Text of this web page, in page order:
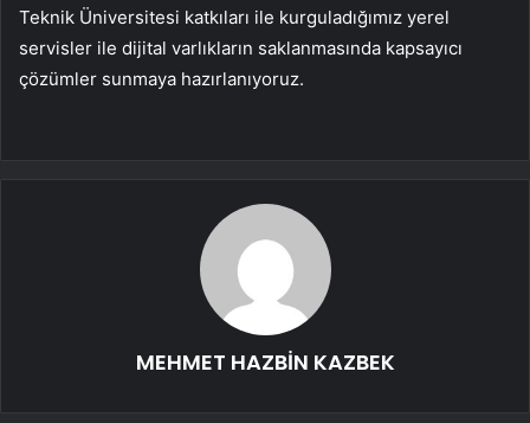
Teknik Üniversitesi katkıları ile kurguladığımız yerel
servisler ile dijital varlıkların saklanmasında kapsayıcı
çözümler sunmaya hazırlanıyoruz.
MEHMET HAZBİN KAZBEK